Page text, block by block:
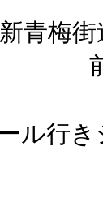
青梅
ル行